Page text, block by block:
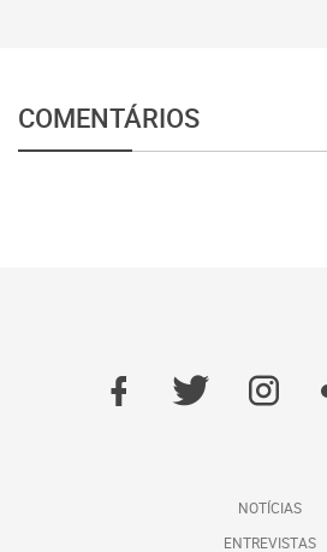
COMENTÁRIOS
NOTÍCIAS
ENTREVISTAS